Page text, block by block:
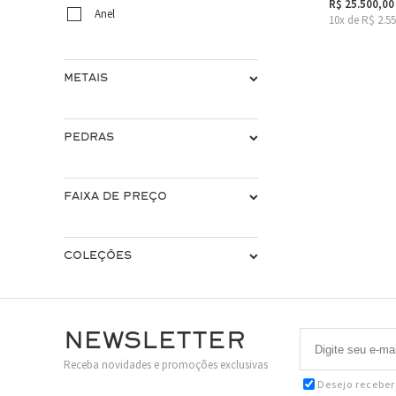
Anel
METAIS
PEDRAS
FAIXA DE PREÇO
COLEÇÕES
R$ 25.500,00
10x de R$
Newsletter
Receba novidades e promoções exclusivas
Desejo